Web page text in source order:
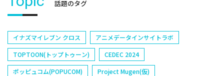
話題のタグ
イナズマイレブン クロス
アニメデータインサイトラボ
TOPTOON(トップトゥーン)
CEDEC 2024
ポッピュコム(POPUCOM)
Project Mugen(仮)